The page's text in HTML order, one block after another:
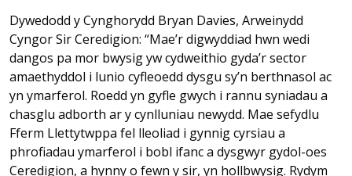
Dywedodd y Cynghorydd Bryan Davies, Arweinydd
Cyngor Sir Ceredigion: “Mae’r digwyddiad hwn wedi
dangos pa mor bwysig yw cydweithio gyda’r sector
amaethyddol i lunio cyfleoedd dysgu sy’n berthnasol ac
yn ymarferol. Roedd yn gyfle gwych i rannu syniadau a
chasglu adborth ar y cynlluniau newydd. Mae sefydlu
Fferm Llettytwppa fel lleoliad i gynnig cyrsiau a
phrofiadau ymarferol i bobl ifanc a dysgwyr gydol-oes
Ceredigion, a hynny o fewn y sir, yn hollbwysig. Rydym